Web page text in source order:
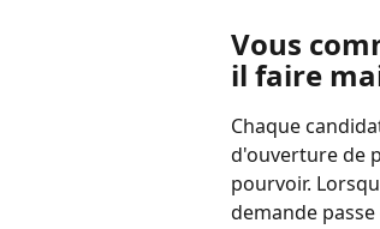
Vous
il faire
Chaque
d'ouverture de
pourvoir.
demande